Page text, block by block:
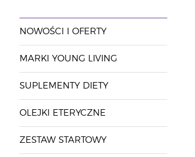
NOWOŚCI I OFERTY
MARKI YOUNG LIVING
SUPLEMENTY DIETY
OLEJKI ETERYCZNE
ZESTAW STARTOWY